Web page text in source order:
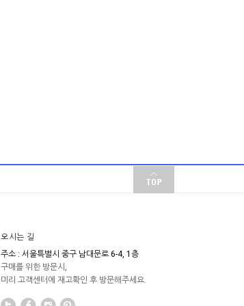
오시는 길
주소 : 서울특별시 중구 남대문로 6-4, 1층
구매를 위한 방문시,
미리 고객센터에 재고확인 후 방문해주세요.